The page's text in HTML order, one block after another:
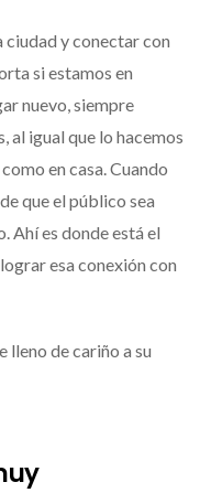
ciudad y conectar con
si estamos en
nuevo, siempre
al igual que lo hacemos
en casa. Cuando
que el público sea
Ahí es donde está el
esa conexión con
lleno de cariño a su